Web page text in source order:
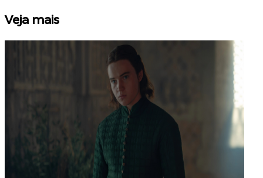
Veja mais